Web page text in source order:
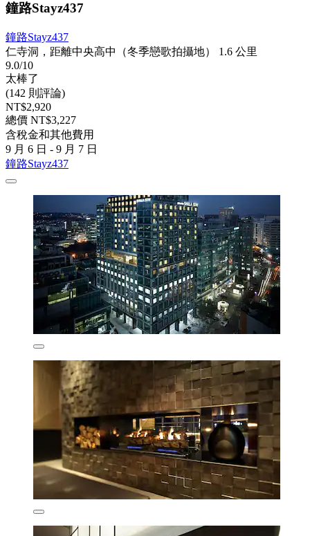
鐘路Stayz437
鐘路Stayz437
仁寺洞，距離中央高中（冬季戀歌拍攝地） 1.6 公里
9.0/10
太棒了
(142 則評論)
NT$2,920
總價 NT$3,227
含稅金和其他費用
9 月 6 日 - 9 月 7 日
鐘路Stayz437